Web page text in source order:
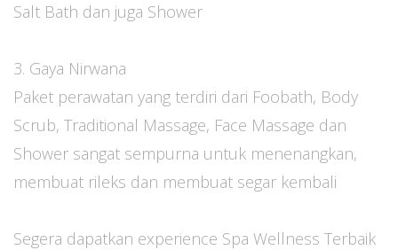
Salt Bath dan juga Shower
3. Gaya Nirwana
Paket perawatan yang terdiri dari Foobath, Body
Scrub, Traditional Massage, Face Massage dan
Shower sangat sempurna untuk menenangkan,
membuat rileks dan membuat segar kembali
Segera dapatkan experience Spa Wellness Terbaik